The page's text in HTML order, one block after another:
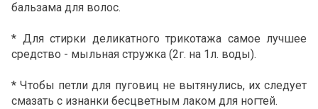
бальзама для волос.
* Для стирки деликатного трикотажа самое лучшее
средство - мыльная стружка (2г. на 1л. воды).
* Чтобы петли для пуговиц не вытянулись, их следует
смазать с изнанки бесцветным лаком для ногтей.